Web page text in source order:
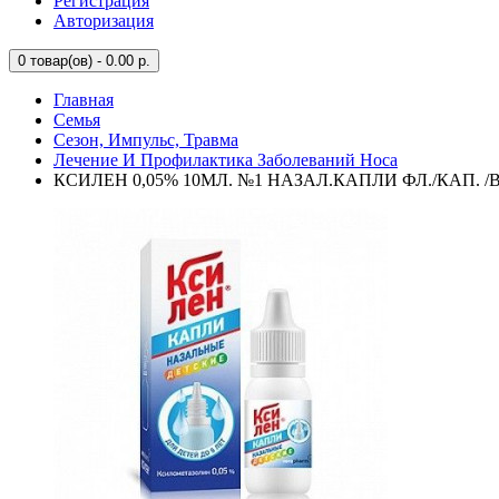
Авторизация
0 товар(ов) - 0.00 р.
Главная
Семья
Сезон, Импульс, Травма
Лечение И Профилактика Заболеваний Носа
КСИЛЕН 0,05% 10МЛ. №1 НАЗАЛ.КАПЛИ ФЛ./КАП.